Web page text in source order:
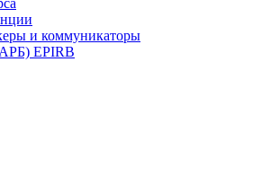
и коммуникаторы
EPIRB